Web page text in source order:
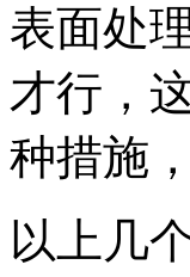
表面处
才行，
种措施
以上几